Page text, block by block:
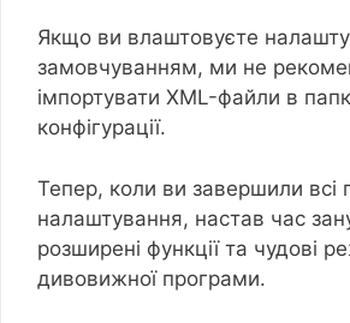
Якщо ви влаштовуєте
замовчуванням, ми не
імпортувати XML-файли в
конфігурації.
Тепер, коли ви завершили всі
налаштування, настав час
розширені функції та чудові
дивовижної програми.